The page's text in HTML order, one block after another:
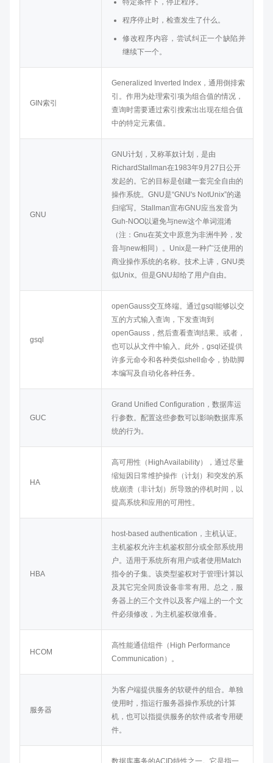
特定条件下，停止程序。
程序停止时，检查发生了什么。
修改程序内容，尝试纠正一个缺陷并
继续下一个。
GIN索引
Generalized Inverted Index，通用倒排索
引。作用为处理索引项为组合值的情况，
查询时需要通过索引搜索出出现在组合值
中的特定元素值。
GNU
GNU计划，又称革奴计划，是由
RichardStallman在1983年9月27日公开
发起的。它的目标是创建一套完全自由的
操作系统。GNU是“GNU's NotUnix”的递
归缩写。Stallman宣布GNU应当发音为
Guh-NOO以避免与new这个单词混淆
（注：Gnu在英文中原意为非洲牛羚，发
音与new相同）。Unix是一种广泛使用的
商业操作系统的名称。技术上讲，GNU类
似Unix。但是GNU却给了用户自由。
gsql
openGauss交互终端。通过gsql能够以交
互的方式输入查询，下发查询到
openGauss ，然后查看查询结果。或者，
也可以从文件中输入。此外，gsql还提供
许多元命令和各种类似shell命令，协助脚
本编写及自动化各种任务。
GUC
Grand Unified Configuration，数据库运
行参数。配置这些参数可以影响数据库系
统的行为。
HA
高可用性（HighAvailability），通过尽量
缩短因日常维护操作（计划）和突发的系
统崩溃（非计划）所导致的停机时间，以
提高系统和应用的可用性。
HBA
host-based authentication，主机认证。
主机鉴权允许主机鉴权部分或全部系统用
户。适用于系统所有用户或者使用Match
指令的子集。该类型鉴权对于管理计算以
及其它完全同质设备非常有用。总之，服
务器上的三个文件以及客户端上的一个文
件必须修改，为主机鉴权做准备。
HCOM
高性能通信组件（High Performance
Communication）。
服务器
为客户端提供服务的软硬件的组合。单独
使用时，指运行服务器操作系统的计算
机，也可以指提供服务的软件或者专用硬
件。
数据库事务的ACID特性之一。它是指一